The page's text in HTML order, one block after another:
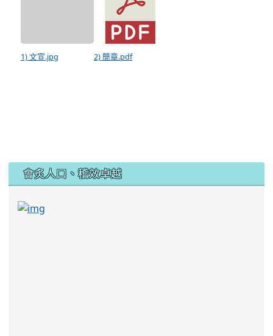
1) 文宣.jpg 2) 簡章.pdf
會炙人口、稽效卓越